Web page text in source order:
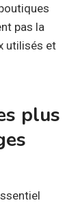
pas la
utilisés et
plus